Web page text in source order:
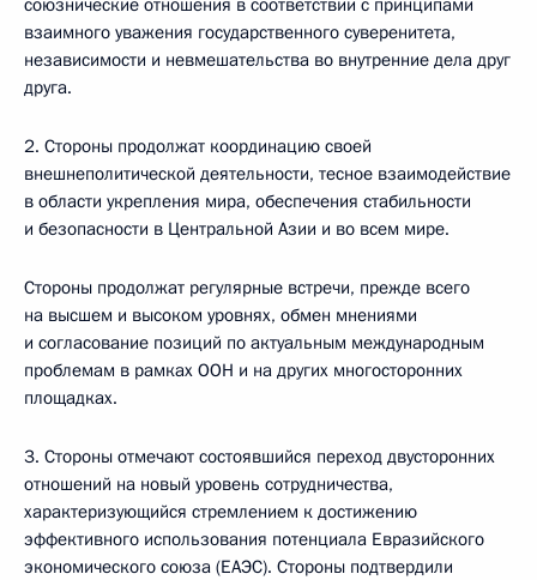
союзнические отношения в соответствии с принципами
взаимного уважения государственного суверенитета,
независимости и невмешательства во внутренние дела друг
друга.
2. Стороны продолжат координацию своей
внешнеполитической деятельности, тесное взаимодействие
в области укрепления мира, обеспечения стабильности
и безопасности в Центральной Азии и во всем мире.
Стороны продолжат регулярные встречи, прежде всего
на высшем и высоком уровнях, обмен мнениями
и согласование позиций по актуальным международным
проблемам в рамках ООН и на других многосторонних
площадках.
3. Стороны отмечают состоявшийся переход двусторонних
отношений на новый уровень сотрудничества,
характеризующийся стремлением к достижению
эффективного использования потенциала Евразийского
экономического союза (ЕАЭС). Стороны подтвердили